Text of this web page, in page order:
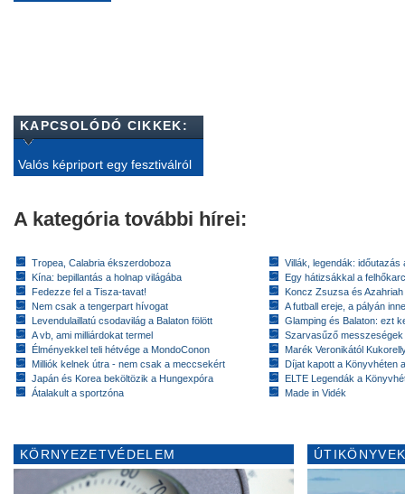
KAPCSOLÓDÓ CIKKEK:
Valós képriport egy fesztiválról
A kategória további hírei:
Tropea, Calabria ékszerdoboza
Kína: bepillantás a holnap világába
Fedezze fel a Tisza-tavat!
Nem csak a tengerpart hívogat
Levendulaillatú csodavilág a Balaton fölött
A vb, ami milliárdokat termel
Élményekkel teli hétvége a MondoConon
Milliók kelnek útra - nem csak a meccsekért
Japán és Korea beköltözik a Hungexpóra
Átalakult a sportzóna
Villák, legendák: időutazás
Egy hátizsákkal a
Koncz Zsuzsa és
A futball ereje, a pályán
Glamping és Balaton: ezt
Szarvasűző messzeségek
Marék Veronikától
Díjat kapott a Könyvhéten
ELTE Legendák a
Made in Vidék
KÖRNYEZETVÉDELEM